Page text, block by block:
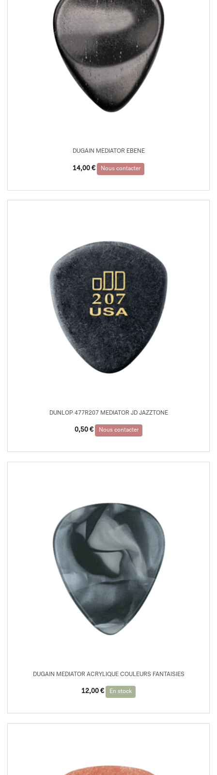
DUGAIN MEDIATOR EBENE
14,00 € Nous contacter
DUNLOP 477R207 MEDIATOR JD JAZZTONE
0,50 € Nous contacter
DUGAIN MEDIATOR ACRYLIQUE COULEURS FANTAISIES
12,00 € En stock